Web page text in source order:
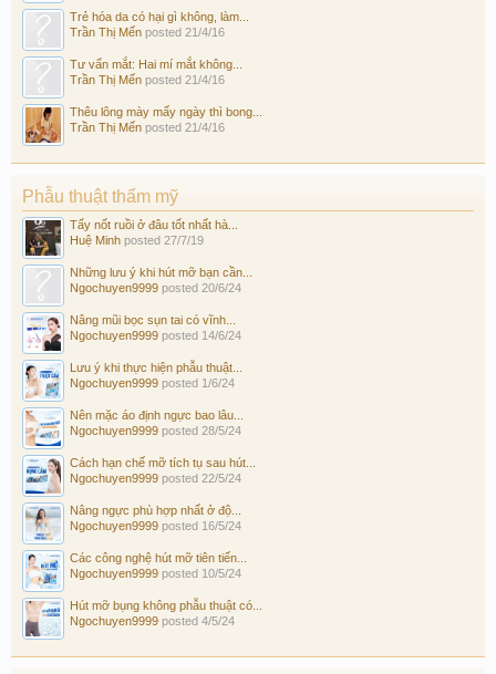
Trẻ hóa da có hại gì không, làm...
Trần Thị Mến posted 21/4/16
Tư vấn mắt: Hai mí mắt không...
Trần Thị Mến posted 21/4/16
Thêu lông mày mấy ngày thì bong...
Trần Thị Mến posted 21/4/16
Phẫu thuật thẩm mỹ
Tẩy nốt ruồi ở đâu tốt nhất hà...
Huệ Minh posted 27/7/19
Những lưu ý khi hút mỡ bạn cần...
Ngochuyen9999 posted 20/6/24
Nâng mũi bọc sụn tai có vĩnh...
Ngochuyen9999 posted 14/6/24
Lưu ý khi thực hiện phẫu thuật...
Ngochuyen9999 posted 1/6/24
Nên mặc áo định ngực bao lâu...
Ngochuyen9999 posted 28/5/24
Cách hạn chế mỡ tích tụ sau hút...
Ngochuyen9999 posted 22/5/24
Nâng ngực phù hợp nhất ở độ...
Ngochuyen9999 posted 16/5/24
Các công nghệ hút mỡ tiên tiến...
Ngochuyen9999 posted 10/5/24
Hút mỡ bụng không phẫu thuật có...
Ngochuyen9999 posted 4/5/24